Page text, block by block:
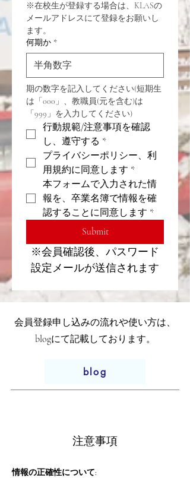
※在校生が登録する場合は、KLASの
メールアドレスにて登録をお願いし
ます。
何期か *
期の数字を記入してください(短期生
は「000」、教職員(元を含む)は
「999」を入力してください)
行動規範/注意事項を確認
し、遵守する *
プライバシーポリシー、利
用規約に同意します *
本フォームで入力された情
報を、卒業名簿で情報を確
認することに同意します *
Submit
※会員確認後、パスワード
設定メールが送信されます
会員登録申し込みの流れや使い方は、
blogにて記載しております。
blog
​注意事項
情報の正確性について: